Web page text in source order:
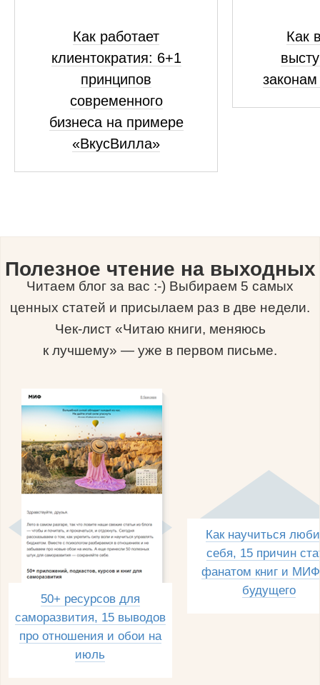
Как работает
клиентократия: 6+1
принципов
современного
бизнеса на примере
«ВкусВилла»
Как
Полезное чтение на выходных
Читаем блог за вас :-) Выбираем 5 самых
ценных статей и присылаем раз в две недели.
Чек-лист «Читаю книги, меняюсь
к лучшему» — уже в первом письме.
50+ ресурсов для
саморазвития, 15 выводов
про отношения и обои на
июль
Как научиться
себя, 15 причин
фанатом книг и
будущего